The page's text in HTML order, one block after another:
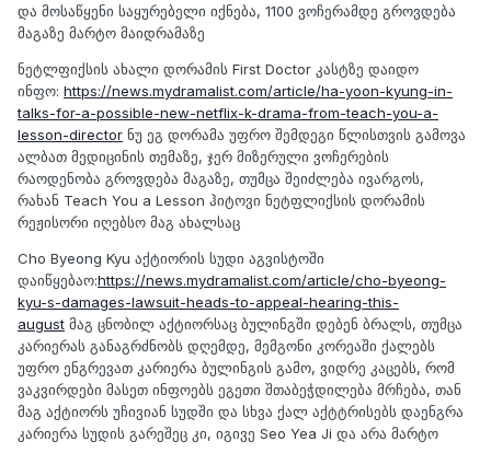
და მოსაწყენი საყურებელი იქნება, 1100 ვოჩერამდე გროვდება
მაგაზე მარტო მაიდრამაზე
ნეტლფიქსის ახალი დორამის First Doctor კასტზე დაიდო
ინფო: https://news.mydramalist.com/article/ha-yoon-kyung-in-
talks-for-a-possible-new-netflix-k-drama-from-teach-you-a-
lesson-director ნუ ეგ დორამა უფრო შემდეგი წლისთვის გამოვა
ალბათ მედიცინის თემაზე, ჯერ მიზერული ვოჩერების
რაოდენობა გროვდება მაგაზე, თუმცა შეიძლება ივარგოს,
რახან Teach You a Lesson ჰიტოვი ნეტფლიქსის დორამის
რეჟისორი იღებსო მაგ ახალსაც
Cho Byeong Kyu აქტიორის სუდი აგვისტოში
დაიწყებაო:https://news.mydramalist.com/article/cho-byeong-
kyu-s-damages-lawsuit-heads-to-appeal-hearing-this-
august მაგ ცნობილ აქტიორსაც ბულინგში დებენ ბრალს, თუმცა
კარიერას განაგრძნობს დღემდე, მემგონი კორეაში ქალებს
უფრო ენგრევათ კარიერა ბულინგის გამო, ვიდრე კაცებს, რომ
ვაკვირდები მასეთ ინფოებს ეგეთი შთაბეჭდილება მრჩება, თან
მაგ აქტიორს უჩივიან სუდში და სხვა ქალ აქტტრისებს დაენგრა
კარიერა სუდის გარეშეც კი, იგივე Seo Yea Ji და არა მარტო